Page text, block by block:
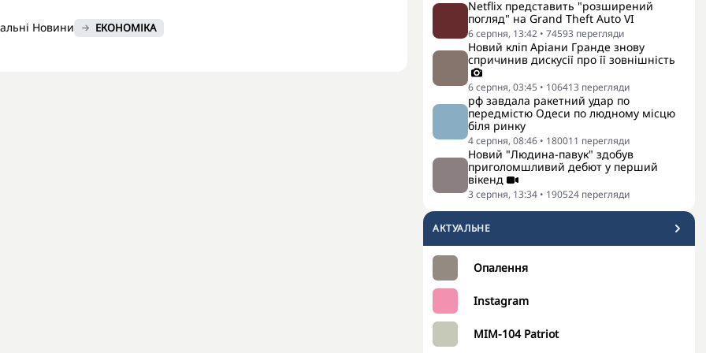
Netflix представить "розширений
погляд" на Grand Theft Auto VI
6 серпня, 13:42 • 74593 перегляди
Новий кліп Аріани Гранде знову
спричинив дискусії про її зовнішність
6 серпня, 03:45 • 106413 перегляди
рф завдала ракетний удар по
передмістю Одеси по людному місцю
біля ринку
4 серпня, 08:46 • 180011 перегляди
Новий "Людина-павук" здобув
приголомшливий дебют у перший
вікенд
3 серпня, 13:34 • 190524 перегляди
АКТУАЛЬНЕ
Опалення
Instagram
MIM-104 Patriot
Новини ЕКОНОМІКА